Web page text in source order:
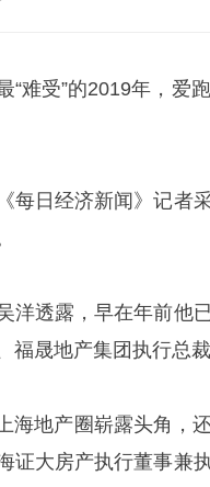
“难受”的2019年，爱
每日经济新闻》记者
洋透露，早在年前他
福晟地产集团执行总裁
海地产圈崭露头角，
证大房产执行董事兼